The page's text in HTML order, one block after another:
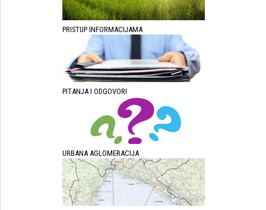
PRISTUP INFORMACIJAMA
PITANJA I ODGOVORI
URBANA AGLOMERACIJA